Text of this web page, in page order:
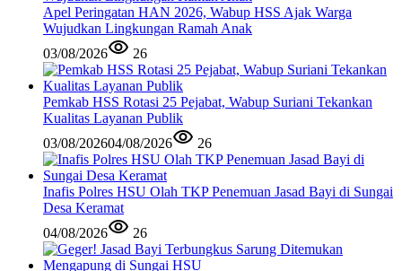
Apel Peringatan HAN 2026, Wabup HSS Ajak Warga
Wujudkan Lingkungan Ramah Anak
03/08/2026
26
Pemkab HSS Rotasi 25 Pejabat, Wabup Suriani Tekankan
Kualitas Layanan Publik
03/08/202604/08/2026 26
Inafis Polres HSU Olah TKP Penemuan Jasad Bayi di Sungai
Desa Keramat
04/08/2026
26